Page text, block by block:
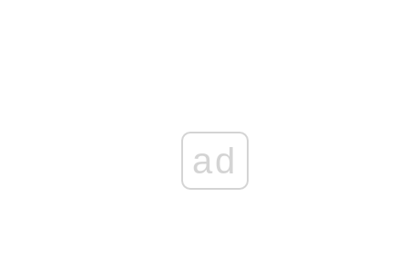
ad